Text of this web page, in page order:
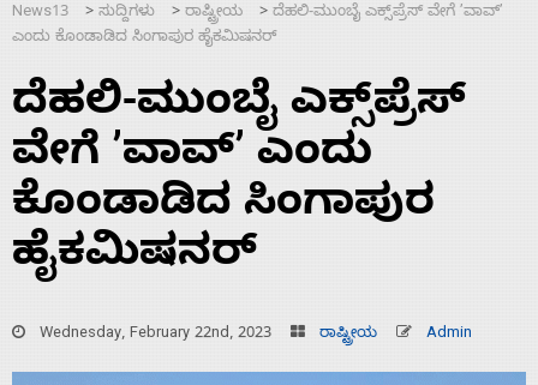
News13 > ಸುದ್ದಿಗಳು > ರಾಷ್ಟ್ರೀಯ > ದೆಹಲಿ-ಮುಂಬೈ ಎಕ್ಸ್‌ಪ್ರೆಸ್ ವೇಗೆ ʼವಾವ್‌ʼ
ಎಂದು ಕೊಂಡಾಡಿದ ಸಿಂಗಾಪುರ ಹೈಕಮಿಷನರ್
ದೆಹಲಿ-ಮುಂಬೈ ಎಕ್ಸ್‌ಪ್ರೆಸ್
ವೇಗೆ ʼವಾವ್‌ʼ ಎಂದು
ಕೊಂಡಾಡಿದ ಸಿಂಗಾಪುರ
ಹೈಕಮಿಷನರ್
Wednesday, February 22nd, 2023 ರಾಷ್ಟ್ರೀಯ Admin